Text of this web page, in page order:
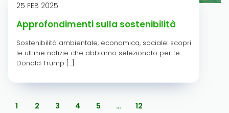
25 FEB 2025
Approfondimenti sulla sostenibilità
Sostenibilità ambientale, economica, sociale: scopri
le ultime notizie che abbiamo selezionato per te.
Donald Trump […]
1 2 3 4 5 … 12